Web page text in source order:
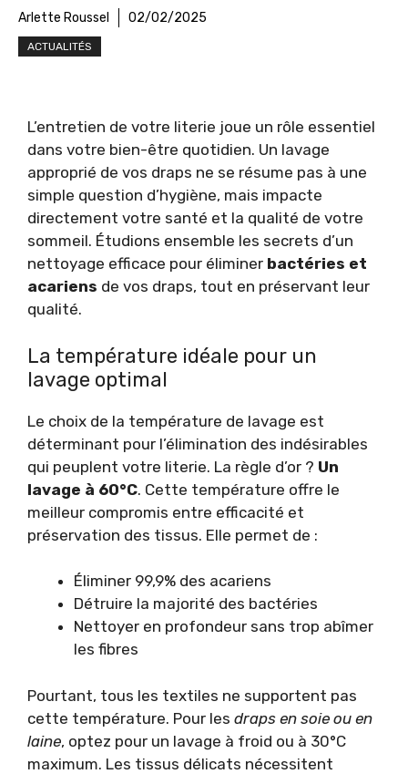
Arlette Roussel 02/02/2025
ACTUALITÉS
L’entretien de votre literie joue un rôle essentiel
dans votre bien-être quotidien. Un lavage
approprié de vos draps ne se résume pas à une
simple question d’hygiène, mais impacte
directement votre santé et la qualité de votre
sommeil. Étudions ensemble les secrets d’un
nettoyage efficace pour éliminer bactéries et
acariens de vos draps, tout en préservant leur
qualité.
La température idéale pour un
lavage optimal
Le choix de la température de lavage est
déterminant pour l’élimination des indésirables
qui peuplent votre literie. La règle d’or ? Un
lavage à 60°C. Cette température offre le
meilleur compromis entre efficacité et
préservation des tissus. Elle permet de :
Éliminer 99,9% des acariens
Détruire la majorité des bactéries
Nettoyer en profondeur sans trop abîmer
les fibres
Pourtant, tous les textiles ne supportent pas
cette température. Pour les draps en soie ou en
laine, optez pour un lavage à froid ou à 30°C
maximum. Les tissus délicats nécessitent